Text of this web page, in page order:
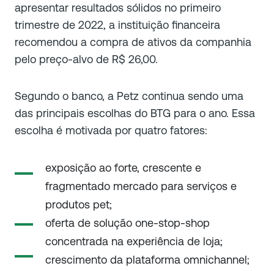
apresentar resultados sólidos no primeiro
trimestre de 2022, a instituição financeira
recomendou a compra de ativos da companhia
pelo preço-alvo de R$ 26,00.
Segundo o banco, a Petz continua sendo uma
das principais escolhas do BTG para o ano. Essa
escolha é motivada por quatro fatores:
exposição ao forte, crescente e
fragmentado mercado para serviços e
produtos pet;
oferta de solução one-stop-shop
concentrada na experiência de loja;
crescimento da plataforma omnichannel;